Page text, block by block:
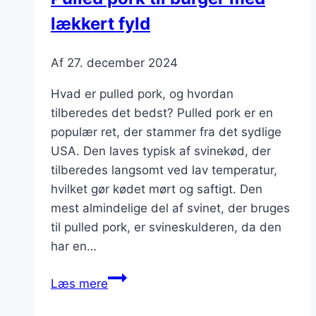
smag
lækkert fyld
Af 27. december 2024
Hvad er pulled pork, og hvordan
tilberedes det bedst? Pulled pork er en
populær ret, der stammer fra det sydlige
USA. Den laves typisk af svinekød, der
tilberedes langsomt ved lav temperatur,
hvilket gør kødet mørt og saftigt. Den
mest almindelige del af svinet, der bruges
til pulled pork, er svineskulderen, da den
har en…
Læs merePulled